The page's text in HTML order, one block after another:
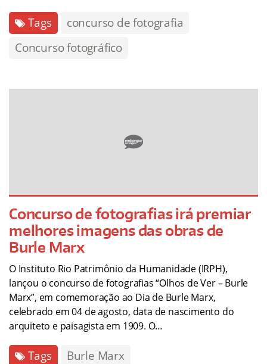
Tags
concurso de fotografia
Concurso fotográfico
Concurso de fotografias irá premiar
melhores imagens das obras de
Burle Marx
O Instituto Rio Patrimônio da Humanidade (IRPH),
lançou o concurso de fotografias “Olhos de Ver – Burle
Marx”, em comemoração ao Dia de Burle Marx,
celebrado em 04 de agosto, data de nascimento do
arquiteto e paisagista em 1909. O…
Tags
Burle Marx